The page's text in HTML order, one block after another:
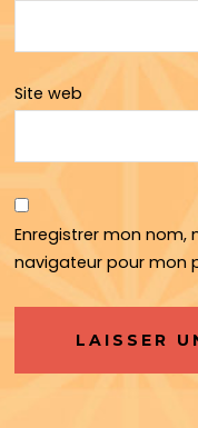
Site web
Enregistrer mon
navigateur pour mon